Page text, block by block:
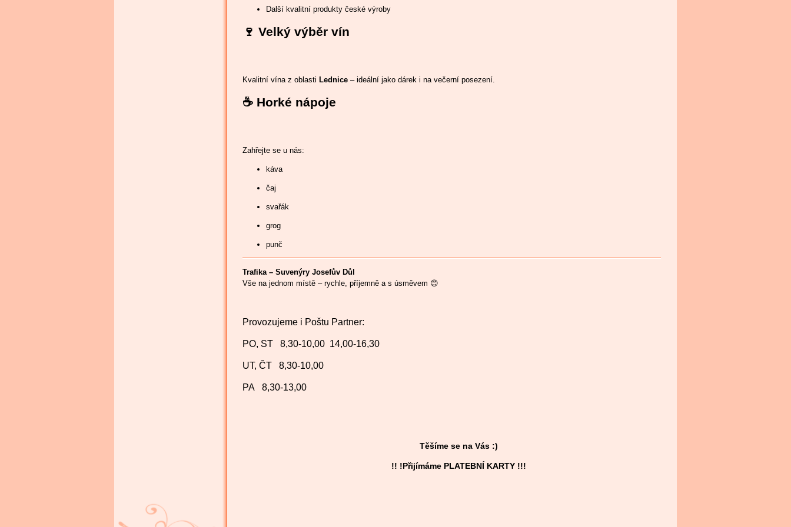
Další kvalitní produkty české výroby
🍷 Velký výběr vín
Kvalitní vína z oblasti Lednice – ideální jako dárek i na večerní posezení.
☕ Horké nápoje
Zahřejte se u nás:
káva
čaj
svařák
grog
punč
Trafika – Suvenýry Josefův Důl
Vše na jednom místě – rychle, příjemně a s úsměvem 😊
Provozujeme i Poštu Partner:
PO, ST 8,30-10,00 14,00-16,30
UT, ČT 8,30-10,00
PA 8,30-13,00
Těšíme se na Vás :)
!! !Přijímáme PLATEBNÍ KARTY !!!